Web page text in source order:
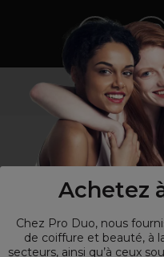
Achetez
Chez Pro Duo, nous
de coiffure et beauté, à
secteurs, ainsi qu’à ceux
Vous n’êtes
Visitez notre site